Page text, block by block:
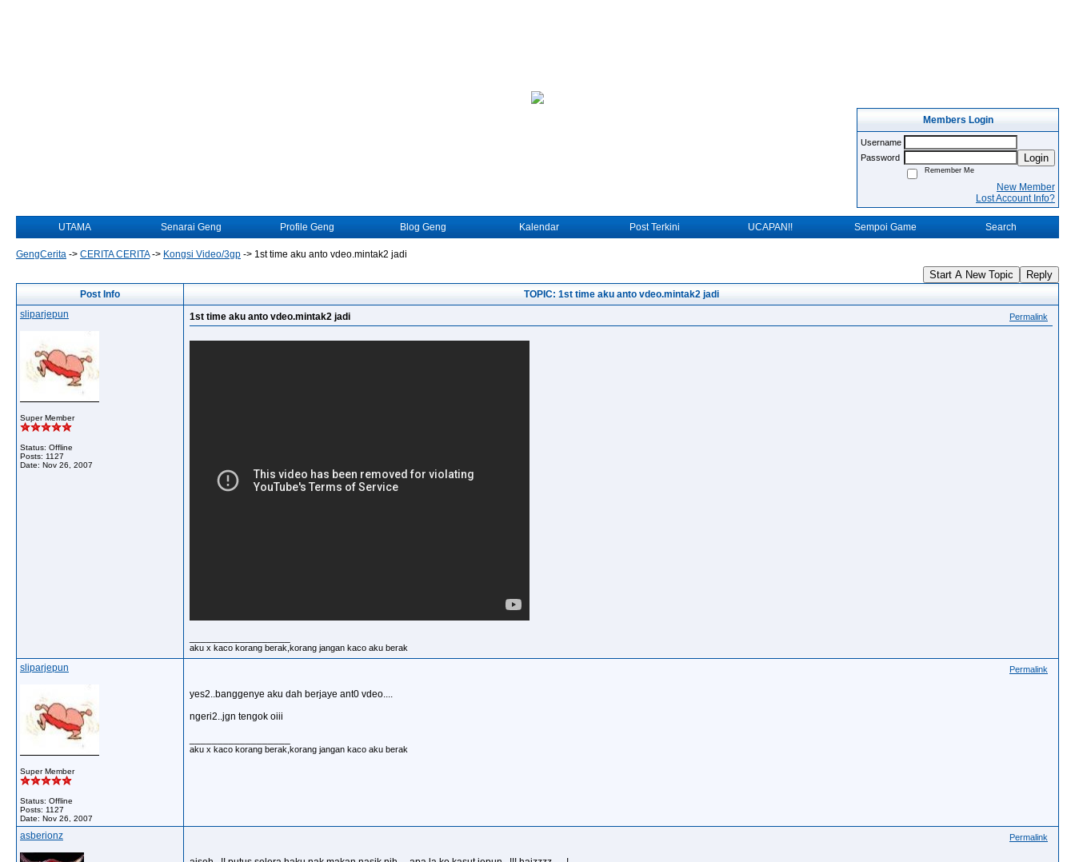
Members Login
Username
Password
Login
Remember Me
New Member
Lost Account Info?
UTAMA Senarai Geng Profile Geng Blog Geng Kalendar Post Terkini UCAPAN!! Sempoi Game Search
GengCerita -> CERITA CERITA-> Kongsi Video/3gp -> 1st time aku anto vdeo.mintak2 jadi
Start A New Topic Reply
Post Info
TOPIC: 1st time aku anto vdeo.mintak2 jadi
sliparjepun
Super Member
Status: Offline
Posts: 1127
Date: Nov 26, 2007
1st time aku anto vdeo.mintak2 jadi Permalink
aku x kaco korang berak,korang jangan kaco aku berak
sliparjepun
Super Member
Status: Offline
Posts: 1127
Date: Nov 26, 2007
Permalink
yes2..banggenye aku dah berjaye ant0 vdeo....
ngeri2..jgn tengok oiii
aku x kaco korang berak,korang jangan kaco aku berak
asberionz Permalink